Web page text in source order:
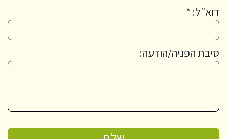
דוא"ל: *
סיבת הפניה/הודעה: